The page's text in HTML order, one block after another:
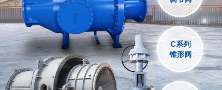
C系列
锥形阀